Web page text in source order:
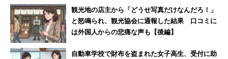
観光地の店主から「どうせ写真だけなんだろ！」
と怒鳴られ、観光協会に通報した結果 口コミに
は外国人からの悲痛な声も【後編】
自動車学校で財布を盗まれた女子高生、受付に助